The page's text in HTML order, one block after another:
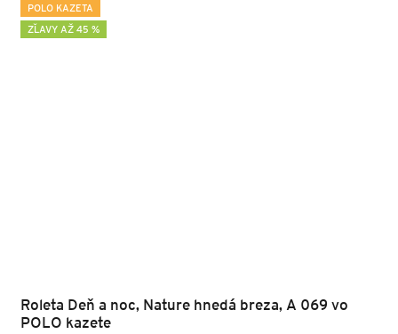
POLO KAZETA
ZĽAVY AŽ 45 %
Roleta Deň a noc, Nature hnedá breza, A 069 vo
POLO kazete